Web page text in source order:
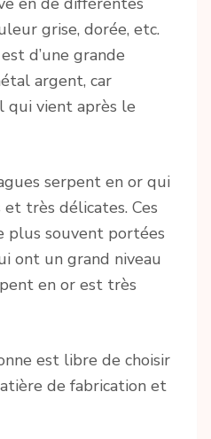
grise, dorée, etc.
d’une grande
argent, car
qui vient après le
serpent en or qui
très délicates. Ces
plus souvent portées
ont un grand niveau
en or est très
est libre de choisir
de fabrication et